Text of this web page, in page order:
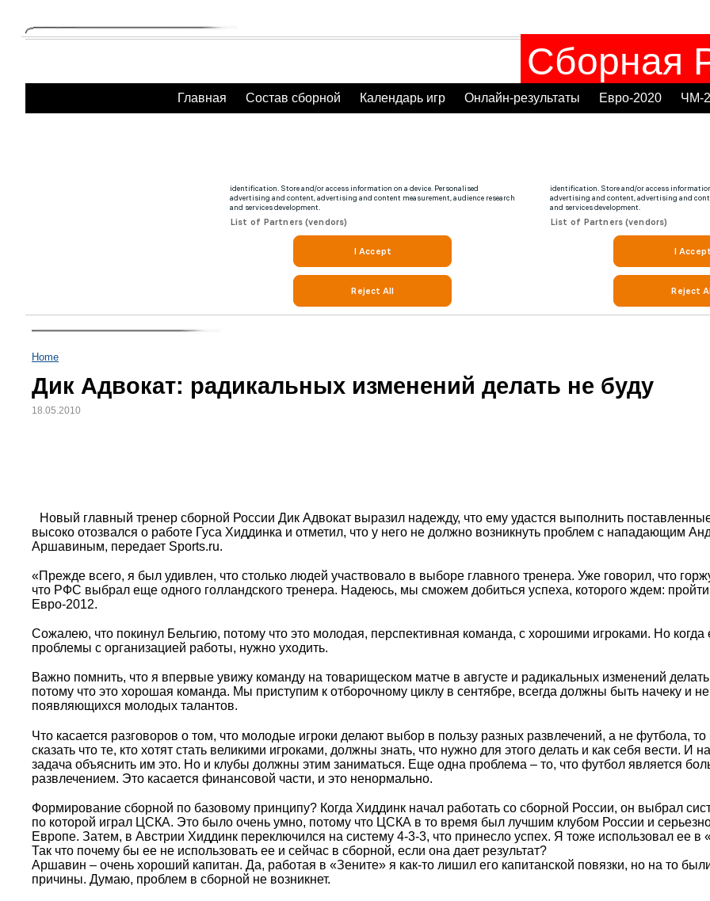
Сборная
Главная Состав сборной Календарь игр Онлайн-результаты Евро-2020 ЧМ-
Home
Дик Адвокат: радикальных изменений делать не буду
18.05.2010
Новый главный тренер сборной России Дик Адвокат выразил надежду, что ему удастся выполнить
высоко отозвался о работе Гуса Хиддинка и отметил, что у него не должно возникнуть проблем с нападающим
Аршавиным, передает Sports.ru.
«Прежде всего, я был удивлен, что столько людей участвовало в выборе главного тренера. Уже говорил, что
что РФС выбрал еще одного голландского тренера. Надеюсь, мы сможем добиться успеха, которого ждем:
Евро-2012.
Сожалею, что покинул Бельгию, потому что это молодая, перспективная команда, с хорошими игроками. Но когда
проблемы с организацией работы, нужно уходить.
Важно помнить, что я впервые увижу команду на товарищеском матче в августе и радикальных изменений делать
потому что это хорошая команда. Мы приступим к отборочному циклу в сентябре, всегда должны быть начеку и не
появляющихся молодых талантов.
Что касается разговоров о том, что молодые игроки делают выбор в пользу разных развлечений, а не футбола, то
сказать что те, кто хотят стать великими игроками, должны знать, что нужно для этого делать и как себя вести. И
задача объяснить им это. Но и клубы должны этим заниматься. Еще одна проблема – то, что футбол является
развлечением. Это касается финансовой части, и это ненормально.
Формирование сборной по базовому принципу? Когда Хиддинк начал работать со сборной России, он выбрал
по которой играл ЦСКА. Это было очень умно, потому что ЦСКА в то время был лучшим клубом России и
Европе. Затем, в Австрии Хиддинк переключился на систему 4-3-3, что принесло успех. Я тоже использовал ее в
Так что почему бы ее не использовать ее и сейчас в сборной, если она дает результат?
Аршавин – очень хороший капитан. Да, работая в «Зените» я как-то лишил его капитанской повязки, но на то
причины. Думаю, проблем в сборной не возникнет.